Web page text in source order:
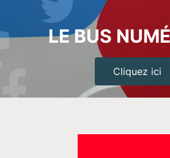
LE BUS
Cliquez ici